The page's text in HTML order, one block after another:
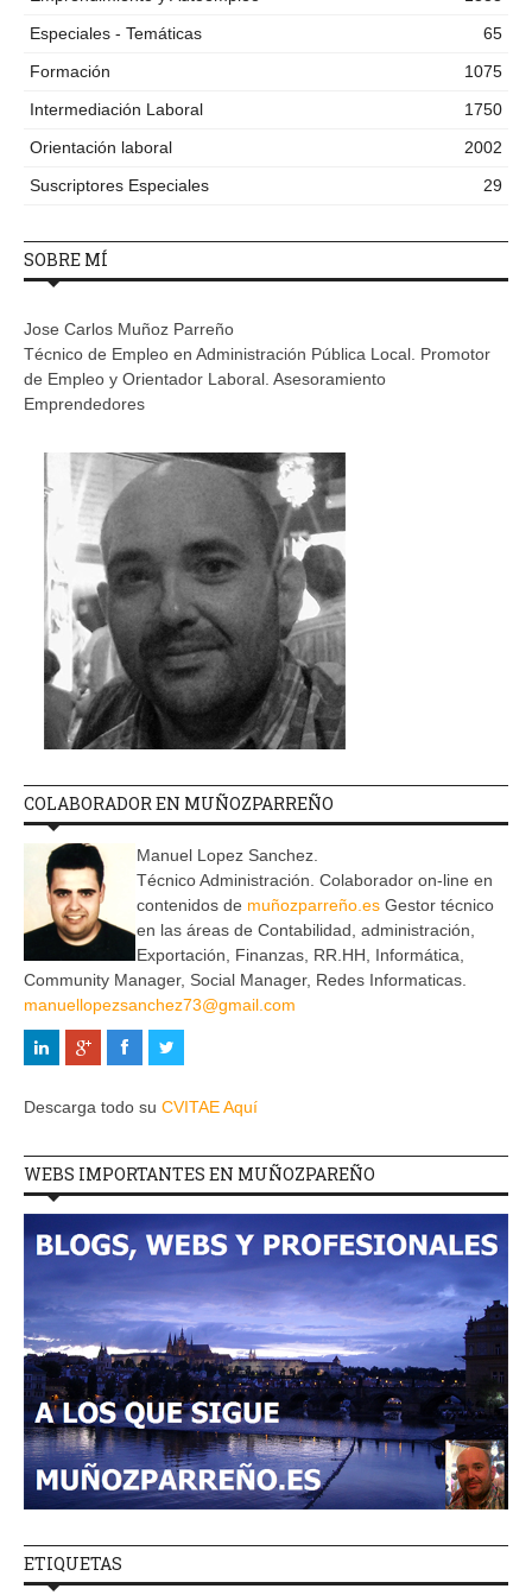
Especiales - Temáticas
65
Formación
1075
Intermediación Laboral
1750
Orientación laboral
2002
Suscriptores Especiales
29
SOBRE MÍ
Jose Carlos Muñoz Parreño
Técnico de Empleo en Administración Pública Local. Promotor
de Empleo y Orientador Laboral. Asesoramiento
Emprendedores
COLABORADOR EN MUÑOZPARREÑO
Manuel Lopez Sanchez.
Técnico Administración. Colaborador on-line en
contenidos de muñozparreño.es Gestor técnico
en las áreas de Contabilidad, administración,
Exportación, Finanzas, RR.HH, Informática,
Community Manager, Social Manager, Redes Informaticas.
manuellopezsanchez73@gmail.com
Descarga todo su CVITAE Aquí
WEBS IMPORTANTES EN MUÑOZPAREÑO
ETIQUETAS